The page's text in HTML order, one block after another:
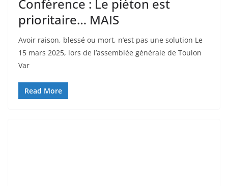
Conférence : Le piéton est
prioritaire… MAIS
Avoir raison, blessé ou mort, n’est pas une solution Le
15 mars 2025, lors de l’assemblée générale de Toulon
Var
Read More